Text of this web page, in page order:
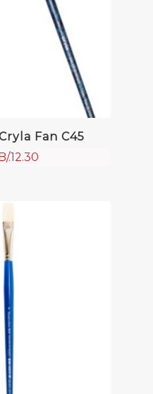
Fan C45
.12.30